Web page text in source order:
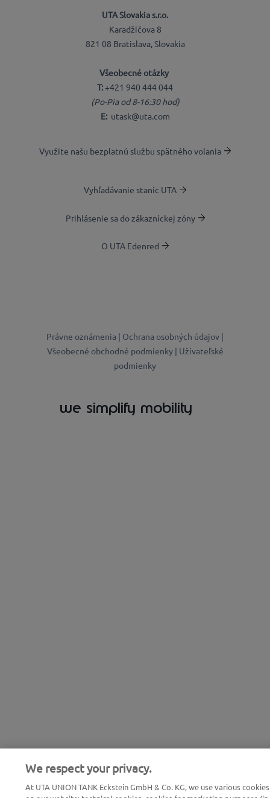
UTA Slovakia s.r.o.
Karadžičova 8
821 08 Bratislava, Slovakia
Všeobecné otázky
T:+421 940 444 044
(Po-Pia od 8-16:30 hod)
E: utask@uta.com
Využite našu bezplatnú službu spätného volania
Vyhľadávanie staníc UTA
Prihlásenie sa do zákazníckej zóny
O UTA Edenred
Právne oznámenia | Ochrana osobných údajov |
Všeobecné obchodné podmienky | Užívateľské
podmienky
we simplify mobility
We respect your privacy.
At UTA UNION TANK Eckstein GmbH & Co. KG, we use various cookies